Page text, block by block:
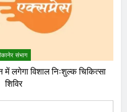
संभाग
लगेगा विशाल निःशुल्क चिकित्सा
शिविर